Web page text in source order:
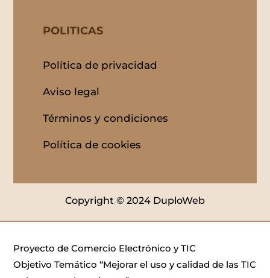
POLITICAS
Política de privacidad
Aviso legal
Términos y condiciones
Política de cookies
Copyright © 2024 DuploWeb
Proyecto de Comercio Electrónico y TIC
Objetivo Temático “Mejorar el uso y calidad de las TIC